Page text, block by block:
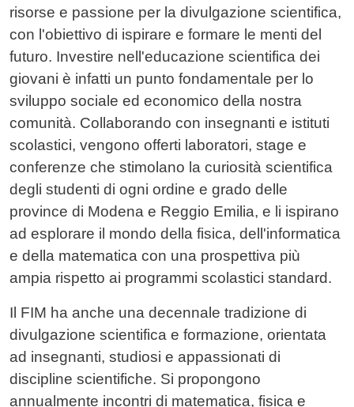
risorse e passione per la divulgazione scientifica,
con l'obiettivo di ispirare e formare le menti del
futuro. Investire nell'educazione scientifica dei
giovani è infatti un punto fondamentale per lo
sviluppo sociale ed economico della nostra
comunità. Collaborando con insegnanti e istituti
scolastici, vengono offerti laboratori, stage e
conferenze che stimolano la curiosità scientifica
degli studenti di ogni ordine e grado delle
province di Modena e Reggio Emilia, e li ispirano
ad esplorare il mondo della fisica, dell'informatica
e della matematica con una prospettiva più
ampia rispetto ai programmi scolastici standard.
Il FIM ha anche una decennale tradizione di
divulgazione scientifica e formazione, orientata
ad insegnanti, studiosi e appassionati di
discipline scientifiche. Si propongono
annualmente incontri di matematica, fisica e